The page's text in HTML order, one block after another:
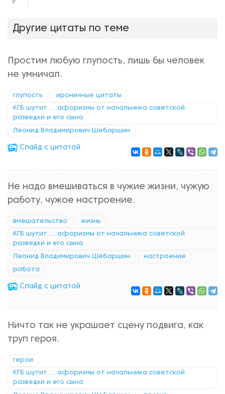
нравится!
Другие цитаты по теме
Простим любую глупость, лишь бы человек
не умничал.
глупость ироничные цитаты
КГБ шутит ...: афоризмы от начальника советской
разведки и его сына
Леонид Владимирович Шебаршин
Cлайд с цитатой
Не надо вмешиваться в чужие жизни, чужую
работу, чужое настроение.
вмешательство жизнь
КГБ шутит ...: афоризмы от начальника советской
разведки и его сына
Леонид Владимирович Шебаршин настроение
работа
Cлайд с цитатой
Ничто так не украшает сцену подвига, как
труп героя.
герои
КГБ шутит ...: афоризмы от начальника советской
разведки и его сына